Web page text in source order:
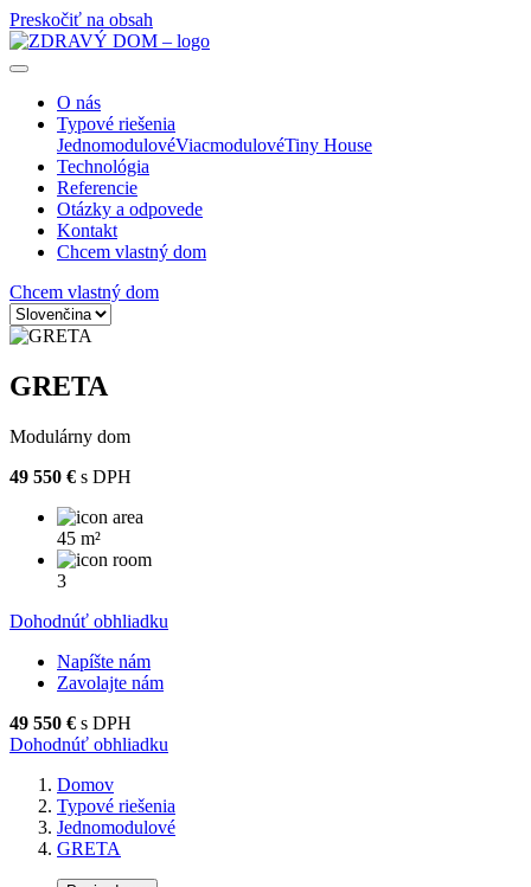
Preskočiť na obsah
O nás
Typové riešenia
JednomodulovéViacmodulovéTiny House
Technológia
Referencie
Otázky a odpovede
Kontakt
Chcem vlastný dom
Chcem vlastný dom
GRETA
Modulárny dom
49 550 € s DPH
45 m²
3
Dohodnúť obhliadku
Napíšte nám
Zavolajte nám
49 550 € s DPH
Dohodnúť obhliadku
Domov
Typové riešenia
Jednomodulové
GRETA